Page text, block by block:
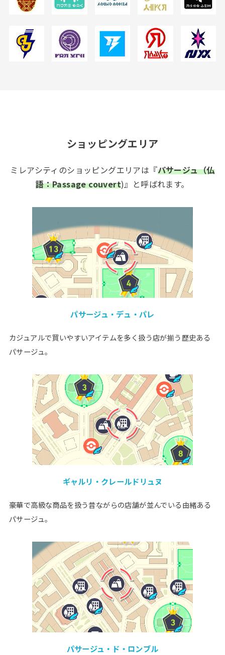
ショッピングエリア
ミレアシティのショッピングエリアは『パサージュ（仏
語：Passage couvert)』と呼ばれます。
パサージュ・デュ・パレ
カジュアルで買いやすいアイテムを多く扱う店が揃う歴史ある
パサージュ。
ギャルリ・クレールドリュヌ
豪華で高級な商品を扱う昔ながらの店舗が並んでいる由緒ある
パサージュ。
パサージュ・ド・ロンブル